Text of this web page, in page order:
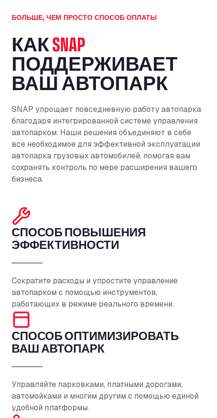
БОЛЬШЕ, ЧЕМ ПРОСТО СПОСОБ ОПЛАТЫ
КАКSNAP
ПОДДЕРЖИВАЕТ
ВАШ АВТОПАРК
SNAP упрощает повседневную работу автопарка
благодаря интегрированной системе управления
автопарком. Наши решения объединяют в себе
все необходимое для эффективной эксплуатации
автопарка грузовых автомобилей, помогая вам
сохранять контроль по мере расширения вашего
бизнеса.
СПОСОБ ПОВЫШЕНИЯ
ЭФФЕКТИВНОСТИ
Сократите расходы и упростите управление
автопарком с помощью инструментов,
работающих в режиме реального времени.
СПОСОБ ОПТИМИЗИРОВАТЬ
ВАШ АВТОПАРК
Управляйте парковками, платными дорогами,
автомойками и многим другим с помощью единой
удобной платформы.